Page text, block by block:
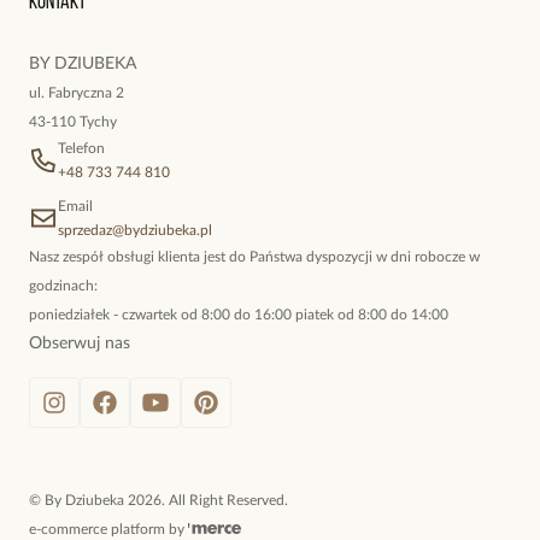
BY DZIUBEKA
ul. Fabryczna 2
43-110 Tychy
Telefon
+48 733 744 810
Email
sprzedaz@bydziubeka.pl
Nasz zespół obsługi klienta jest do Państwa dyspozycji w dni robocze w
godzinach:
poniedziałek - czwartek od 8:00 do 16:00 piatek od 8:00 do 14:00
Obserwuj nas
© By Dziubeka 2026. All Right Reserved.
e-commerce platform by